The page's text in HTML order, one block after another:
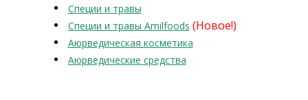
Специи и травы
Специи и травы Amilfoods (Новое!)
Аюрведическая косметика
Аюрведические средства